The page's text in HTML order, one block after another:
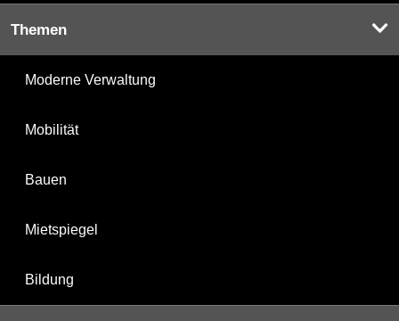
Themen
Moderne Verwaltung
Mobilität
Bauen
Mietspiegel
Bildung